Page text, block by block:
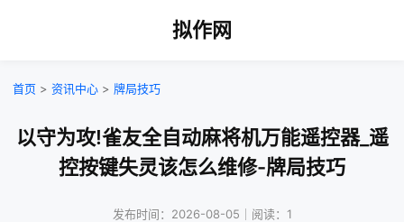
拟作网
首页 > 资讯中心 > 牌局技巧
以守为攻!雀友全自动麻将机万能遥控器_遥
控按键失灵该怎么维修-牌局技巧
发布时间：2026-08-05｜阅读：1